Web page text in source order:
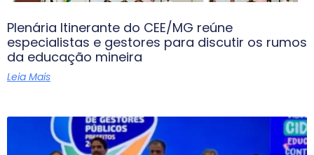
Plenária Itinerante do CEE/MG reúne
especialistas e gestores para discutir os rumos
da educação mineira
Leia Mais